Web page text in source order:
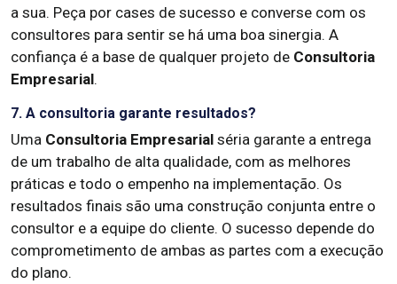
a sua. Peça por cases de sucesso e converse com os
consultores para sentir se há uma boa sinergia. A
confiança é a base de qualquer projeto de Consultoria
Empresarial.
7. A consultoria garante resultados?
Uma Consultoria Empresarial séria garante a entrega
de um trabalho de alta qualidade, com as melhores
práticas e todo o empenho na implementação. Os
resultados finais são uma construção conjunta entre o
consultor e a equipe do cliente. O sucesso depende do
comprometimento de ambas as partes com a execução
do plano.